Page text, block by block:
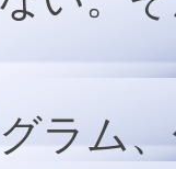
ラム